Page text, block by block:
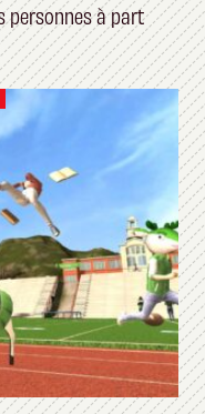
personnes à part